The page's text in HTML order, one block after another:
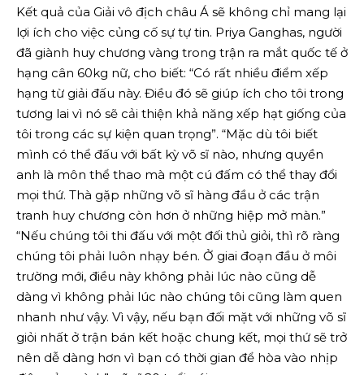
Kết quả của Giải vô địch châu Á sẽ không chỉ mang lại
lợi ích cho việc củng cố sự tự tin. Priya Ganghas, người
đã giành huy chương vàng trong trận ra mắt quốc tế ở
hạng cân 60kg nữ, cho biết: “Có rất nhiều điểm xếp
hạng từ giải đấu này. Điều đó sẽ giúp ích cho tôi trong
tương lai vì nó sẽ cải thiện khả năng xếp hạt giống của
tôi trong các sự kiện quan trọng”. “Mặc dù tôi biết
mình có thể đấu với bất kỳ võ sĩ nào, nhưng quyền
anh là môn thể thao mà một cú đấm có thể thay đổi
mọi thứ. Thà gặp những võ sĩ hàng đầu ở các trận
tranh huy chương còn hơn ở những hiệp mở màn.”
“Nếu chúng tôi thi đấu với một đối thủ giỏi, thì rõ ràng
chúng tôi phải luôn nhạy bén. Ở giai đoạn đầu ở môi
trường mới, điều này không phải lúc nào cũng dễ
dàng vì không phải lúc nào chúng tôi cũng làm quen
nhanh như vậy. Vì vậy, nếu bạn đối mặt với những võ sĩ
giỏi nhất ở trận bán kết hoặc chung kết, mọi thứ sẽ trở
nên dễ dàng hơn vì bạn có thời gian để hòa vào nhịp